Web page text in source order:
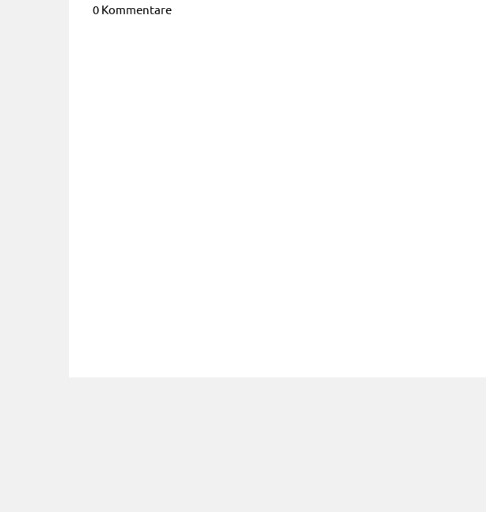
0 Kommentare